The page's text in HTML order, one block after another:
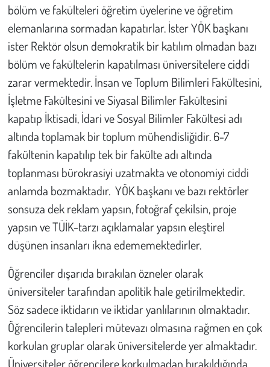
bölüm ve fakülteleri öğretim üyelerine ve öğretim
elemanlarına sormadan kapatırlar. İster YÖK başkanı
ister Rektör olsun demokratik bir katılım olmadan bazı
bölüm ve fakültelerin kapatılması üniversitelere ciddi
zarar vermektedir. İnsan ve Toplum Bilimleri Fakültesini,
İşletme Fakültesini ve Siyasal Bilimler Fakültesini
kapatıp İktisadi, İdari ve Sosyal Bilimler Fakültesi adı
altında toplamak bir toplum mühendisliğidir. 6-7
fakültenin kapatılıp tek bir fakülte adı altında
toplanması bürokrasiyi uzatmakta ve otonomiyi ciddi
anlamda bozmaktadır. YÖK başkanı ve bazı rektörler
sonsuza dek reklam yapsın, fotoğraf çekilsin, proje
yapsın ve TÜİK-tarzı açıklamalar yapsın eleştirel
düşünen insanları ikna edememektedirler.
Öğrenciler dışarıda bırakılan özneler olarak
üniversiteler tarafından apolitik hale getirilmektedir.
Söz sadece iktidarın ve iktidar yanlılarının olmaktadır.
Öğrencilerin talepleri mütevazı olmasına rağmen en çok
korkulan gruplar olarak üniversitelerde yer almaktadır.
Üniversiteler öğrencilere korkulmadan bırakıldığında,